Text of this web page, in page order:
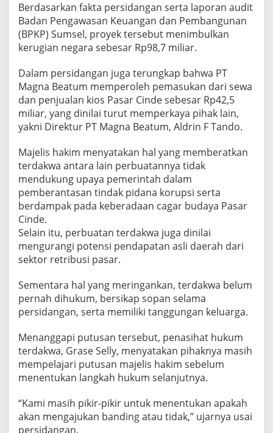
Berdasarkan fakta persidangan serta laporan audit
Badan Pengawasan Keuangan dan Pembangunan
(BPKP) Sumsel, proyek tersebut menimbulkan
kerugian negara sebesar Rp98,7 miliar.
Dalam persidangan juga terungkap bahwa PT
Magna Beatum memperoleh pemasukan dari sewa
dan penjualan kios Pasar Cinde sebesar Rp42,5
miliar, yang dinilai turut memperkaya pihak lain,
yakni Direktur PT Magna Beatum, Aldrin F Tando.
Majelis hakim menyatakan hal yang memberatkan
terdakwa antara lain perbuatannya tidak
mendukung upaya pemerintah dalam
pemberantasan tindak pidana korupsi serta
berdampak pada keberadaan cagar budaya Pasar
Cinde.
Selain itu, perbuatan terdakwa juga dinilai
mengurangi potensi pendapatan asli daerah dari
sektor retribusi pasar.
Sementara hal yang meringankan, terdakwa belum
pernah dihukum, bersikap sopan selama
persidangan, serta memiliki tanggungan keluarga.
Menanggapi putusan tersebut, penasihat hukum
terdakwa, Grase Selly, menyatakan pihaknya masih
mempelajari putusan majelis hakim sebelum
menentukan langkah hukum selanjutnya.
“Kami masih pikir-pikir untuk menentukan apakah
akan mengajukan banding atau tidak,” ujarnya usai
persidangan.